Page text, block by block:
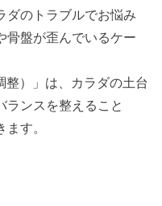
ダのトラブルでお悩み
骨盤が歪んでいるケー
整）」は、カラダの土台
ランスを整えること
す。